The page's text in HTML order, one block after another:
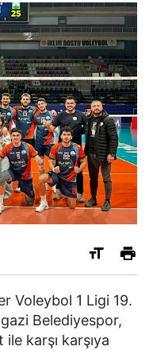
Voleybol 1 Ligi 19.
Belediyespor,
karşı karşıya